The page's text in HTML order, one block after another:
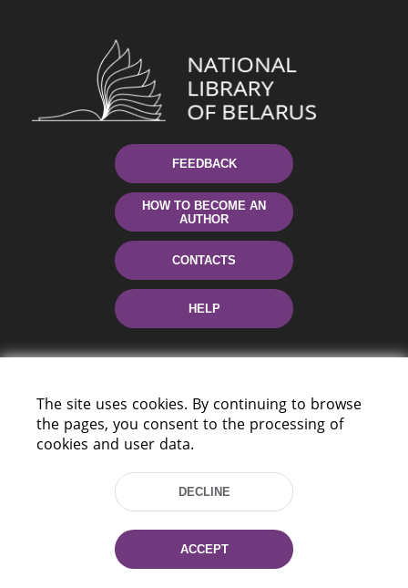
FEEDBACK
HOW TO BECOME AN
AUTHOR
CONTACTS
HELP
220114, Niezaležnasci Ave. 116, Minsk,
Fax: (+375 17) 368 97 06
E-mail: inbox@nlb.by
The site uses cookies. By continuing to browse
the pages, you consent to the processing of
cookies and user data.
DECLINE
ACCEPT